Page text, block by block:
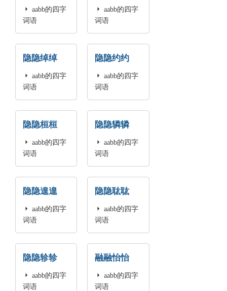

aabb的四字
词语

aabb的四字
词语
隐隐绰绰

aabb的四字
词语
隐隐约约

aabb的四字
词语
隐隐桓桓

aabb的四字
词语
隐隐辚辚

aabb的四字
词语
隐隐遑遑

aabb的四字
词语
隐隐耾耾

aabb的四字
词语
隐隐轸轸

aabb的四字
词语
融融怡怡

aabb的四字
词语